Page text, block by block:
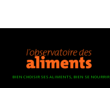
BIEN CHOISIR SES ALIMENTS, BIEN SE NOURRIR